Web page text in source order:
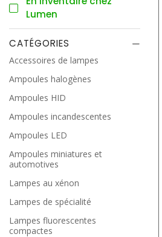
Lumen
CATÉGORIES
Accessoires de lampes
Ampoules halogènes
Ampoules HID
Ampoules incandescentes
Ampoules LED
Ampoules miniatures et
automotives
Lampes au xénon
Lampes de spécialité
Lampes fluorescentes
compactes